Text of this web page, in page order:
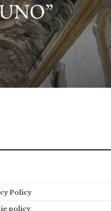
Policy
policy